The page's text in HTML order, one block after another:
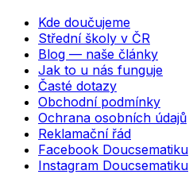
Kde doučujeme
Střední školy v ČR
Blog — naše články
Jak to u nás funguje
Časté dotazy
Obchodní podmínky
Ochrana osobních údajů
Reklamační řád
Facebook Doucsematiku
Instagram Doucsematiku